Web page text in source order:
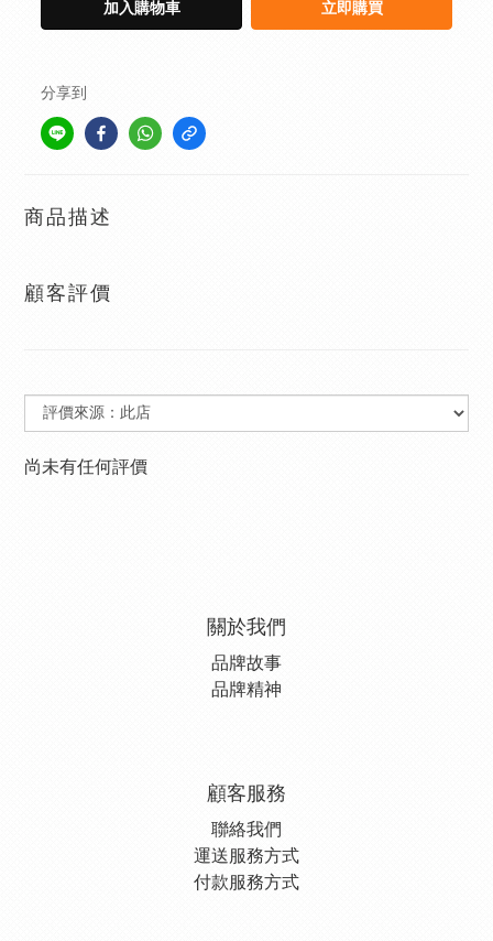
加入購物車 立即購買
分享到
商品描述
顧客評價
尚未有任何評價
關於我們
品牌故事
品牌精神
顧客服務
聯絡我們
運送服務方式
付款服務方式